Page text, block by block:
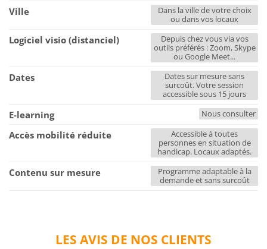
LES AVIS DE NOS CLIENTS
Ville
Dans la ville de votre choix
ou dans vos locaux
Logiciel visio (distanciel)
Depuis chez vous via vos
outils préférés : Zoom, Skype
ou Google Meet...
Dates
Dates sur mesure sans
surcoût. Votre session
accessible sous 15 jours
E-learning Nous consulter
Accès mobilité réduite
Accessible à toutes
personnes en situation de
handicap. Locaux adaptés.
Contenu sur mesure
Programme adaptable à la
demande et sans surcoût